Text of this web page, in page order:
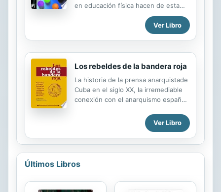
en educación física hacen de esta
obra un referente para la
investigación y la práctica en el
Ver Libro
Los rebeldes de la bandera roja
La historia de la prensa anarquistade
Cuba en el siglo XX, la irremediable
conexión con el anarquismo español
semanario ¡Tierra! y el PLMVer Libro
Últimos Libros